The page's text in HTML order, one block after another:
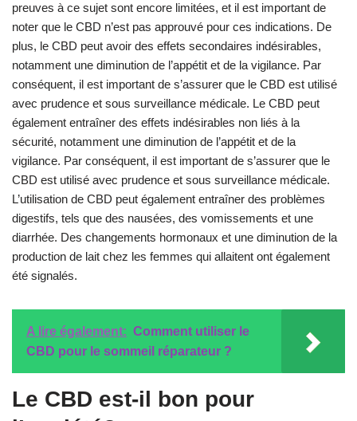
preuves à ce sujet sont encore limitées, et il est important de
noter que le CBD n’est pas approuvé pour ces indications. De
plus, le CBD peut avoir des effets secondaires indésirables,
notamment une diminution de l’appétit et de la vigilance. Par
conséquent, il est important de s’assurer que le CBD est utilisé
avec prudence et sous surveillance médicale. Le CBD peut
également entraîner des effets indésirables non liés à la
sécurité, notamment une diminution de l’appétit et de la
vigilance. Par conséquent, il est important de s’assurer que le
CBD est utilisé avec prudence et sous surveillance médicale.
L’utilisation de CBD peut également entraîner des problèmes
digestifs, tels que des nausées, des vomissements et une
diarrhée. Des changements hormonaux et une diminution de la
production de lait chez les femmes qui allaitent ont également
été signalés.
A lire également: Comment utiliser le
CBD pour le sommeil réparateur ?
Le CBD est-il bon pour